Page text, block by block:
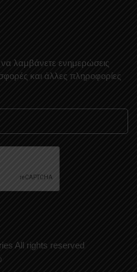
να λαμβάνετε ενημερώσεις
και άλλες πληροφορίες
All rights reserved